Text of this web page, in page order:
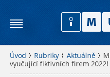
Úvod Rubriky Aktuálně
vyučující fiktivních firem 2022!